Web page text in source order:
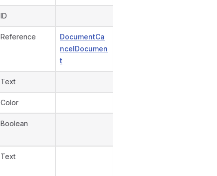
ID
Reference
DocumentCa
ncelDocumen
t
Text
Color
Boolean
Text